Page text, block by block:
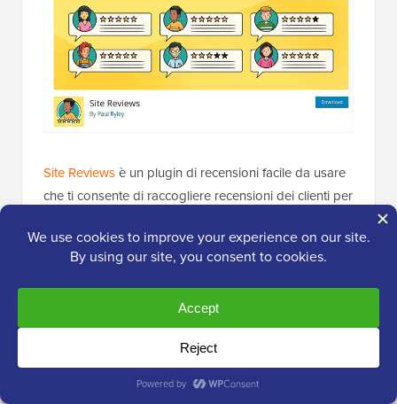
Site Reviewsè un plugin di recensioni facile da usare
che ti consente di raccogliere recensioni dei clienti per
sito come TripAdvisor o Yelp.
Puoi anche consentire agli utenti di recensire
determinate parti del tuo sito web, come post,
prodotti, pagine e altro.
Ci piace che venga fornito con una semplice pagina